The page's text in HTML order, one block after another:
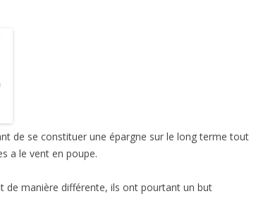
de se constituer une épargne sur le long terme tout
a le vent en poupe.
de manière différente, ils ont pourtant un but